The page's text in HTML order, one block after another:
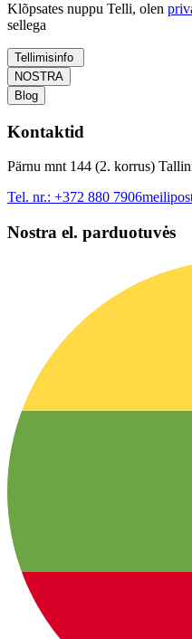
Klõpsates nuppu Telli, olen
sellega
Tellimisinfo
NOSTRA
Blog
Kontaktid
Pärnu mnt 144 (2. korrus)
Tel. nr.: +372 880 7906
Nostra el. parduotuvės